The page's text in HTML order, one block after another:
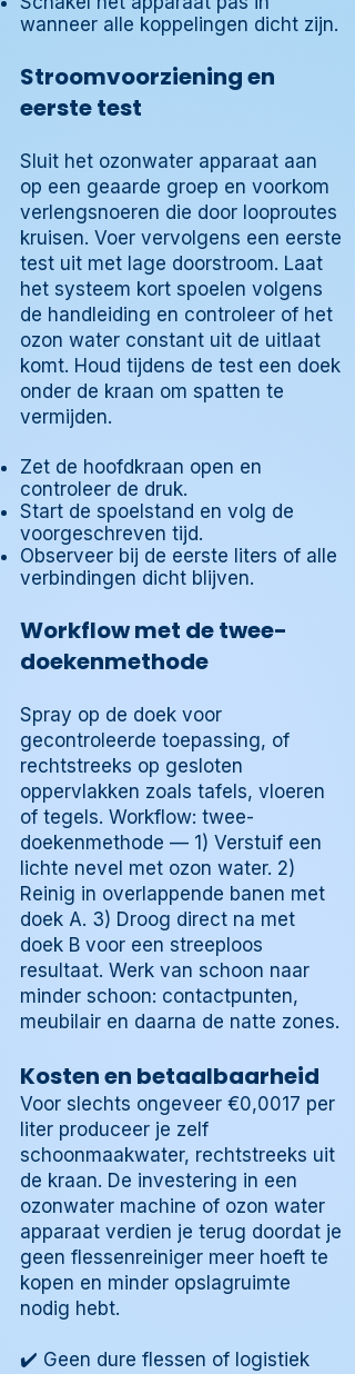
wanneer alle koppelingen dicht zijn.
Stroomvoorziening en
eerste test
Sluit het ozonwater apparaat aan
op een geaarde groep en voorkom
verlengsnoeren die door looproutes
kruisen. Voer vervolgens een eerste
test uit met lage doorstroom. Laat
het systeem kort spoelen volgens
de handleiding en controleer of het
ozon water constant uit de uitlaat
komt. Houd tijdens de test een doek
onder de kraan om spatten te
vermijden.
Zet de hoofdkraan open en
controleer de druk.
Start de spoelstand en volg de
voorgeschreven tijd.
Observeer bij de eerste liters of alle
verbindingen dicht blijven.
Workflow met de twee-
doekenmethode
Spray op de doek voor
gecontroleerde toepassing, of
rechtstreeks op gesloten
oppervlakken zoals tafels, vloeren
of tegels. Workflow: twee-
doekenmethode — 1) Verstuif een
lichte nevel met ozon water. 2)
Reinig in overlappende banen met
doek A. 3) Droog direct na met
doek B voor een streeploos
resultaat. Werk van schoon naar
minder schoon: contactpunten,
meubilair en daarna de natte zones.
Kosten en betaalbaarheid
Voor slechts ongeveer €0,0017 per
liter produceer je zelf
schoonmaakwater, rechtstreeks uit
de kraan. De investering in een
ozonwater machine of ozon water
apparaat verdien je terug doordat je
geen flessenreiniger meer hoeft te
kopen en minder opslagruimte
nodig hebt.
✔️ Geen dure flessen of logistiek